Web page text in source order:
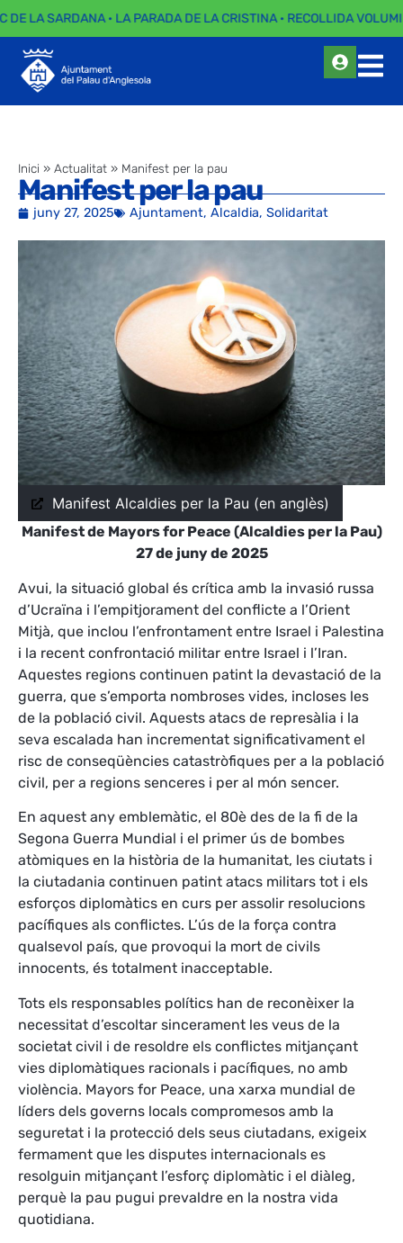
DE LA SARDANA · LA PARADA DE LA CRISTINA · RECOLLIDA
Inici » Actualitat » Manifest per la pau
Manifest per la pau
juny 27, 2025 Ajuntament, Alcaldia, Solidaritat
Manifest Alcaldies per la Pau (en anglès)
Manifest de Mayors for Peace (Alcaldies per la Pau)
27 de juny de 2025
Avui, la situació global és crítica amb la invasió russa
d’Ucraïna i l’empitjorament del conflicte a l’Orient
Mitjà, que inclou l’enfrontament entre Israel i Palestina
i la recent confrontació militar entre Israel i l’Iran.
Aquestes regions continuen patint la devastació de la
guerra, que s’emporta nombroses vides, incloses les
de la població civil. Aquests atacs de represàlia i la
seva escalada han incrementat significativament el
risc de conseqüències catastròfiques per a la població
civil, per a regions senceres i per al món sencer.
En aquest any emblemàtic, el 80è des de la fi de la
Segona Guerra Mundial i el primer ús de bombes
atòmiques en la història de la humanitat, les ciutats i
la ciutadania continuen patint atacs militars tot i els
esforços diplomàtics en curs per assolir resolucions
pacífiques als conflictes. L’ús de la força contra
qualsevol país, que provoqui la mort de civils
innocents, és totalment inacceptable.
Tots els responsables polítics han de reconèixer la
necessitat d’escoltar sincerament les veus de la
societat civil i de resoldre els conflictes mitjançant
vies diplomàtiques racionals i pacífiques, no amb
violència. Mayors for Peace, una xarxa mundial de
líders dels governs locals compromesos amb la
seguretat i la protecció dels seus ciutadans, exigeix
fermament que les disputes internacionals es
resolguin mitjançant l’esforç diplomàtic i el diàleg,
perquè la pau pugui prevaldre en la nostra vida
quotidiana.